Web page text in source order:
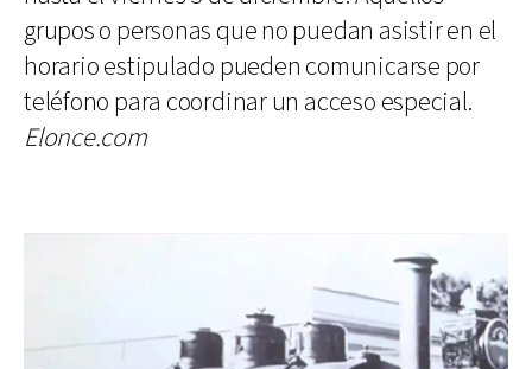
grupos o personas que no puedan asistir en el
horario estipulado pueden comunicarse por
teléfono para coordinar un acceso especial.
Elonce.com